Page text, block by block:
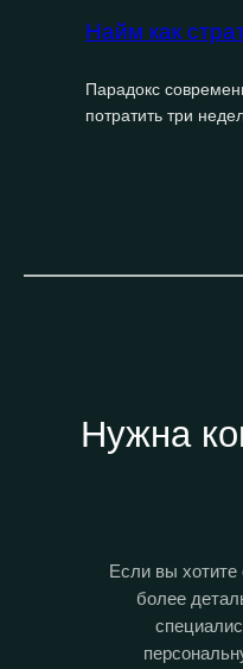
Найм как
Парадокс
потратить три
Нужна
Если вы хотите
более